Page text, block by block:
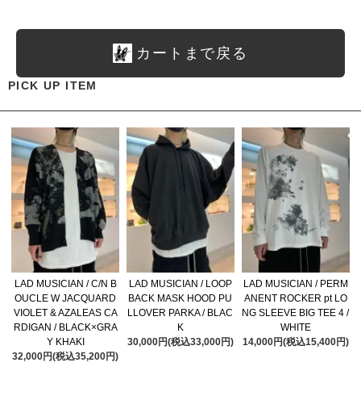
カートまで戻る
PICK UP ITEM
LAD MUSICIAN / C/N B
OUCLE W JACQUARD
VIOLET & AZALEAS CA
RDIGAN / BLACK×GRA
Y KHAKI
32,000円(税込35,200円)
LAD MUSICIAN / LOOP
BACK MASK HOOD PU
LLOVER PARKA / BLAC
K
30,000円(税込33,000円)
LAD MUSICIAN / PERM
ANENT ROCKER pt LO
NG SLEEVE BIG TEE 4 /
WHITE
14,000円(税込15,400円)